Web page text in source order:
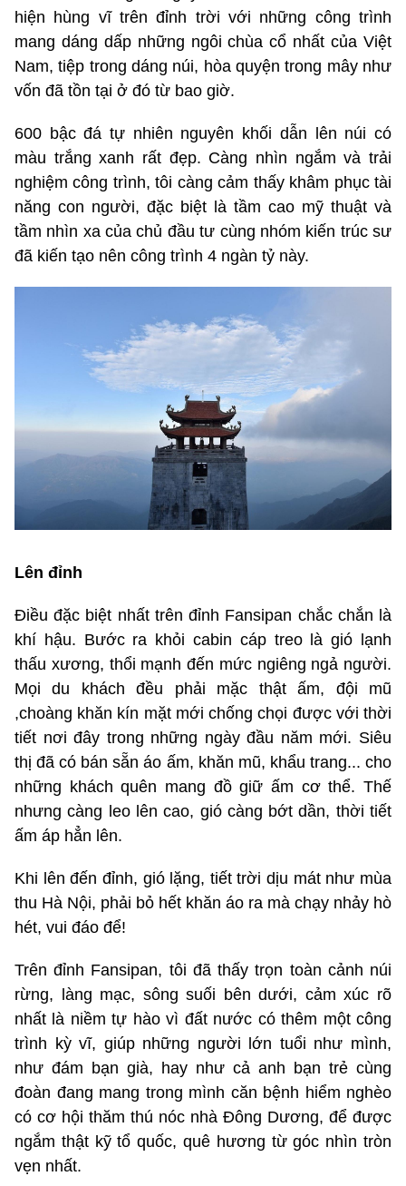
hiện hùng vĩ trên đỉnh trời với những công trình
mang dáng dấp những ngôi chùa cổ nhất của Việt
Nam, tiệp trong dáng núi, hòa quyện trong mây như
vốn đã tồn tại ở đó từ bao giờ.
600 bậc đá tự nhiên nguyên khối dẫn lên núi có
màu trắng xanh rất đẹp. Càng nhìn ngắm và trải
nghiệm công trình, tôi càng cảm thấy khâm phục tài
năng con người, đặc biệt là tầm cao mỹ thuật và
tầm nhìn xa của chủ đầu tư cùng nhóm kiến trúc sư
đã kiến tạo nên công trình 4 ngàn tỷ này.
Lên đỉnh
Điều đặc biệt nhất trên đỉnh Fansipan chắc chắn là
khí hậu. Bước ra khỏi cabin cáp treo là gió lạnh
thấu xương, thổi mạnh đến mức ngiêng ngả người.
Mọi du khách đều phải mặc thật ấm, đội mũ
,choàng khăn kín mặt mới chống chọi được với thời
tiết nơi đây trong những ngày đầu năm mới. Siêu
thị đã có bán sẵn áo ấm, khăn mũ, khẩu trang... cho
những khách quên mang đồ giữ ấm cơ thể. Thế
nhưng càng leo lên cao, gió càng bớt dần, thời tiết
ấm áp hẳn lên.
Khi lên đến đỉnh, gió lặng, tiết trời dịu mát như mùa
thu Hà Nội, phải bỏ hết khăn áo ra mà chạy nhảy hò
hét, vui đáo để!
Trên đỉnh Fansipan, tôi đã thấy trọn toàn cảnh núi
rừng, làng mạc, sông suối bên dưới, cảm xúc rõ
nhất là niềm tự hào vì đất nước có thêm một công
trình kỳ vĩ, giúp những người lớn tuổi như mình,
như đám bạn già, hay như cả anh bạn trẻ cùng
đoàn đang mang trong mình căn bệnh hiểm nghèo
có cơ hội thăm thú nóc nhà Đông Dương, để được
ngắm thật kỹ tổ quốc, quê hương từ góc nhìn tròn
vẹn nhất.